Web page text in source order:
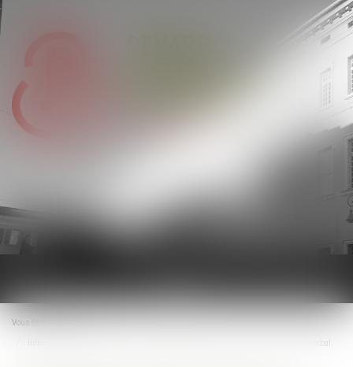
le
menu
Vous êtes ici :
Infractions au droit du travail : l’inspection peut saisir le procureur sans procès-verbal